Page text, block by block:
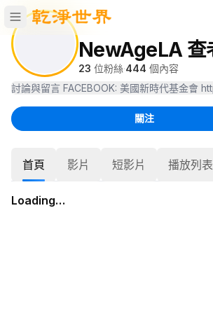
23 位粉絲·444 個內容
關注
首頁 影片 短影片 播放列表
Loading…